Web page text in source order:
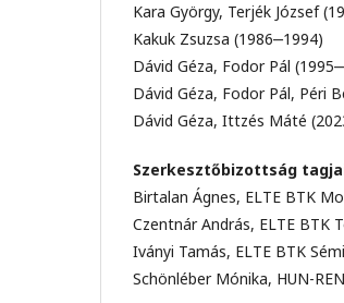
Kara György, Terjék József
Kakuk Zsuzsa (1986‒1994)
Dávid Géza, Fodor Pál
Dávid Géza, Fodor Pál, Péri
Dávid Géza, Ittzés Máté
Szerkesztőbizottság
Birtalan Ágnes, ELTE BTK
Czentnár András, ELTE BTK
Iványi Tamás, ELTE BTK
Schönléber Mónika, HUN-